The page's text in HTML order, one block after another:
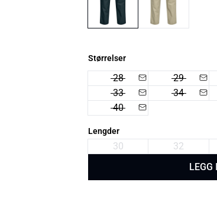
Størrelser
28 29
33
34
40
Lengder
30 32
LEGG